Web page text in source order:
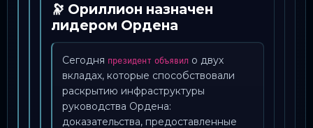
🔭 Oриллион назначен
лидером Ордена
Сегодня президент объявил о двух
вкладах, которые способствовали
раскрытию инфраструктуры
руководства Ордена:
доказательства, предоставленные